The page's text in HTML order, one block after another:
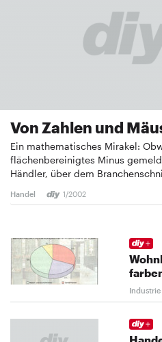
Von Zahlen und
Ein mathematisches Mirakel:
flächenbereinigtes Minus
Händler, über dem
Handel 1/2002
Industrie